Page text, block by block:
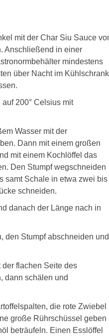
mit der Char Siu Sauce
Anschließend in einer
mindestens
über Nacht im
200° Celsius mit
Wasser mit der
Dann mit einem großen
mit einem Kochlöffel das
Den Stumpf wegschneiden
samt Schale in etwa zwei bis
schneiden.
danach der Länge nach in
den Stumpf abschneiden und
flachen Seite des
dann schälen und
die rote Zwiebel
große Rührschüssel geben
beträufeln. Einen Esslöffel